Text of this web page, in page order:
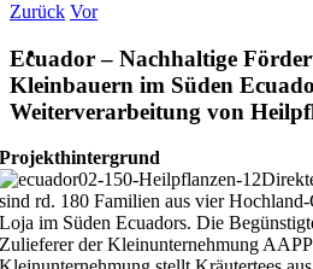
Zurück Vor
Ecuador – Nachhaltige
Kleinbauern im Süden
Weiterverarbeitung von
Projekthintergrund
sind rd. 180 Familien aus vier
Loja im Süden Ecuadors. Die
Zulieferer der Kleinunternehmung